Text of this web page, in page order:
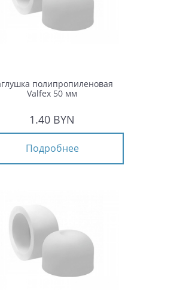
полипропиленовая
Valfex 50 мм
1.40 BYN
Подробнее